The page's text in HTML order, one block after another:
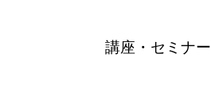
講座・セミナー